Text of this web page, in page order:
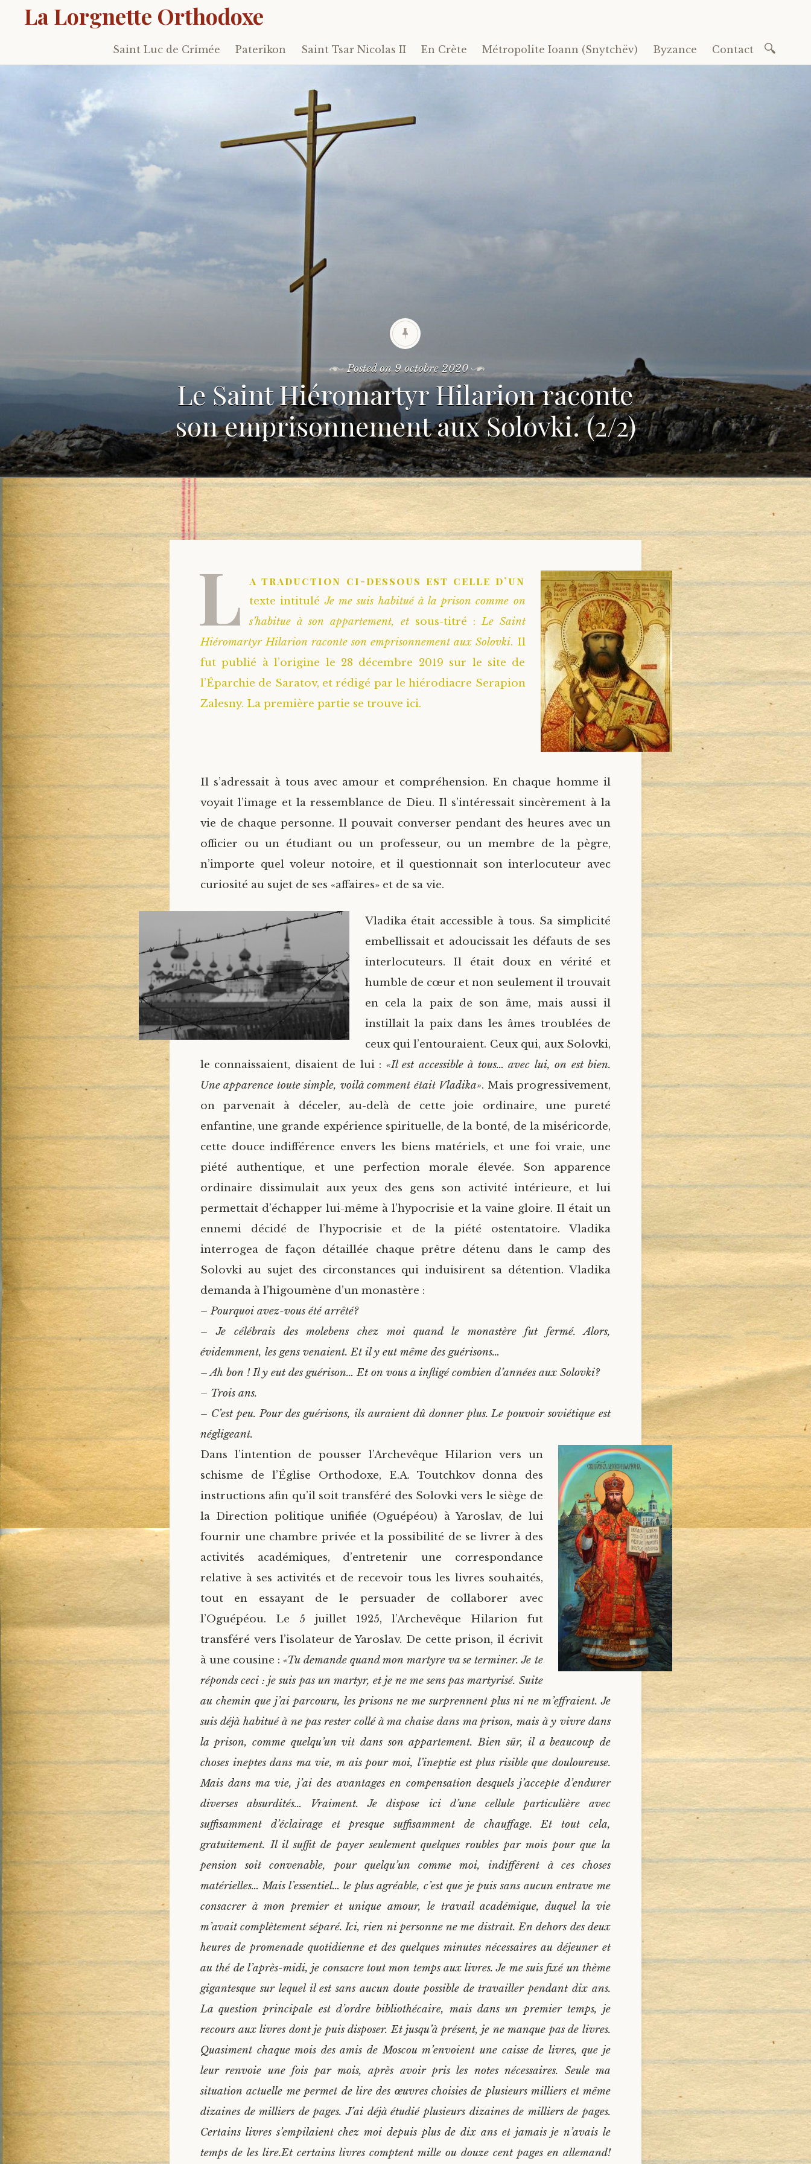
La Lorgnette Orthodoxe
Skip
to
Saint Luc de Crimée Paterikon Saint Tsar Nicolas II En Crète Métropolite Ioann (Snytchëv) Byzance Contact
Posted on9 octobre 2020
Le Saint Hiéromartyr Hilarion raconte
son emprisonnement aux Solovki. (2/2)
L a traduction ci-dessous est celle d’un
texte intituléJe me suis habitué à la prison comme on
s’habitue à son appartement, et sous-titré :Le Saint
Hiéromartyr Hilarion raconte son emprisonnement aux Solovki. Il
fut publié à l’origine le 28 décembre 2019 sur le site de
l’Éparchie de Saratov, et rédigé par le hiérodiacre Serapion
Zalesny. La première partie se trouve ici.
Il s’adressait à tous avec amour et compréhension. En chaque homme il
voyait l’image et la ressemblance de Dieu. Il s’intéressait sincèrement à la
vie de chaque personne. Il pouvait converser pendant des heures avec un
officier ou un étudiant ou un professeur, ou un membre de la pègre,
n’importe quel voleur notoire, et il questionnait son interlocuteur avec
curiosité au sujet de ses «affaires» et de sa vie.
Vladika était accessible à tous. Sa simplicité
embellissait et adoucissait les défauts de ses
interlocuteurs. Il était doux en vérité et
humble de cœur et non seulement il trouvait
en cela la paix de son âme, mais aussi il
instillait la paix dans les âmes troublées de
ceux qui l’entouraient. Ceux qui, aux Solovki,
le connaissaient, disaient de lui : «Il est accessible à tous… avec lui, on est bien.
Une apparence toute simple, voilà comment était Vladika». Mais progressivement,
on parvenait à déceler, au-delà de cette joie ordinaire, une pureté
enfantine, une grande expérience spirituelle, de la bonté, de la miséricorde,
cette douce indifférence envers les biens matériels, et une foi vraie, une
piété authentique, et une perfection morale élevée. Son apparence
ordinaire dissimulait aux yeux des gens son activité intérieure, et lui
permettait d’échapper lui-même à l’hypocrisie et la vaine gloire. Il était un
ennemi décidé de l’hypocrisie et de la piété ostentatoire. Vladika
interrogea de façon détaillée chaque prêtre détenu dans le camp des
Solovki au sujet des circonstances qui induisirent sa détention. Vladika
demanda à l’higoumène d’un monastère :
– Pourquoi avez-vous été arrêté?
– Je célébrais des molebens chez moi quand le monastère fut fermé. Alors,
évidemment, les gens venaient. Et il y eut même des guérisons…
– Ah bon ! Il y eut des guérison… Et on vous a infligé combien d’années aux Solovki?
– Trois ans.
– C’est peu. Pour des guérisons, ils auraient dû donner plus. Le pouvoir soviétique est
négligeant.
Dans l’intention de pousser l’Archevêque Hilarion vers un
schisme de l’Église Orthodoxe, E.A. Toutchkov donna des
instructions afin qu’il soit transféré des Solovki vers le siège de
la Direction politique unifiée (Oguépéou) à Yaroslav, de lui
fournir une chambre privée et la possibilité de se livrer à des
activités académiques, d’entretenir une correspondance
relative à ses activités et de recevoir tous les livres souhaités,
tout en essayant de le persuader de collaborer avec
l’Oguépéou. Le 5 juillet 1925, l’Archevêque Hilarion fut
transféré vers l’isolateur de Yaroslav. De cette prison, il écrivit
à une cousine : «Tu demande quand mon martyre va se terminer. Je te
réponds ceci : je suis pas un martyr, et je ne me sens pas martyrisé. Suite
au chemin que j’ai parcouru, les prisons ne me surprennent plus ni ne m’effraient. Je
suis déjà habitué à ne pas rester collé à ma chaise dans ma prison, mais à y vivre dans
la prison, comme quelqu’un vit dans son appartement. Bien sûr, il a beaucoup de
choses ineptes dans ma vie, m ais pour moi, l’ineptie est plus risible que douloureuse.
Mais dans ma vie, j’ai des avantages en compensation desquels j’accepte d’endurer
diverses absurdités… Vraiment. Je dispose ici d’une cellule particulière avec
suffisamment d’éclairage et presque suffisamment de chauffage. Et tout cela,
gratuitement. Il il suffit de payer seulement quelques roubles par mois pour que la
pension soit convenable, pour quelqu’un comme moi, indifférent à ces choses
matérielles… Mais l’essentiel… le plus agréable, c’est que je puis sans aucun entrave me
consacrer à mon premier et unique amour, le travail académique, duquel la vie
m’avait complètement séparé. Ici, rien ni personne ne me distrait. En dehors des deux
heures de promenade quotidienne et des quelques minutes nécessaires au déjeuner et
au thé de l’après-midi, je consacre tout mon temps aux livres. Je me suis fixé un thème
gigantesque sur lequel il est sans aucun doute possible de travailler pendant dix ans.
La question principale est d’ordre bibliothécaire, mais dans un premier temps, je
recours aux livres dont je puis disposer. Et jusqu’à présent, je ne manque pas de livres.
Quasiment chaque mois des amis de Moscou m’envoient une caisse de livres, que je
leur renvoie une fois par mois, après avoir pris les notes nécessaires. Seule ma
situation actuelle me permet de lire des œuvres choisies de plusieurs milliers et même
dizaines de milliers de pages. J’ai déjà étudié plusieurs dizaines de milliers de pages.
Certains livres s’empilaient chez moi depuis plus de dix ans et jamais je n’avais le
temps de les lire.Et certains livres comptent mille ou douze cent pages en allemand!